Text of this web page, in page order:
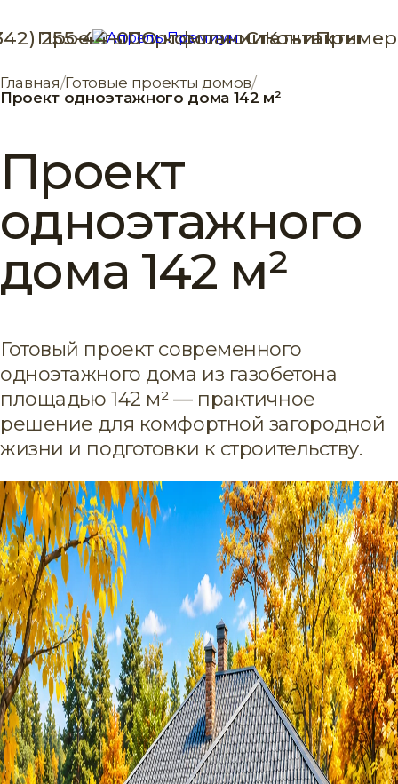
ПроектыПортфолиоСтатьиПример
255-44-00О компанииКонтакты
Главная/Готовые проекты домов/
Проект одноэтажного дома 142 м²
Проект
одноэтажного
дома 142 м²
Готовый проект современного
одноэтажного дома из газобетона
площадью 142 м² — практичное
решение для комфортной загородной
жизни и подготовки к строительству.